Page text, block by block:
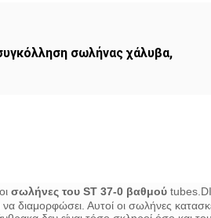
σωλήνας χάλυβα,
σωλήνες του ST 37-0 βαθμού
διαμορφώσει. Αυτοί οι σωλήνες